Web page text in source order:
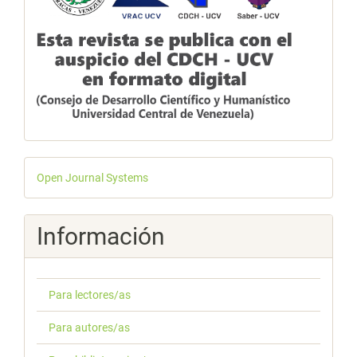
Desarrollado
por
Open Journal Systems
Información
Para lectores/as
Para autores/as